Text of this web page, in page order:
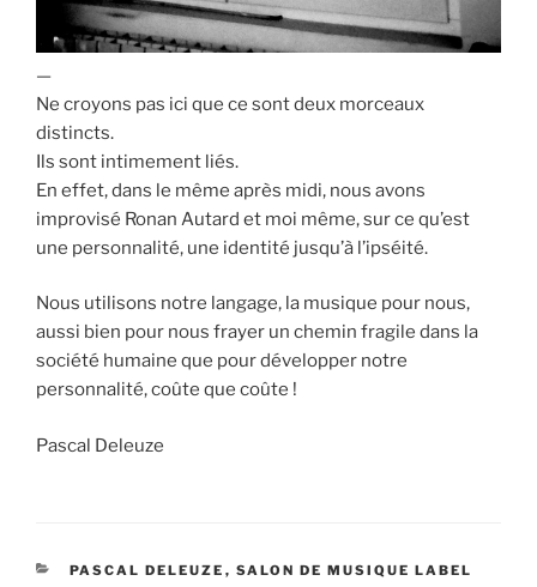
—
Ne croyons pas ici que ce sont deux morceaux
distincts.
Ils sont intimement liés.
En effet, dans le même après midi, nous avons
improvisé Ronan Autard et moi même, sur ce qu’est
une personnalité, une identité jusqu’à l’ipséité.
Nous utilisons notre langage, la musique pour nous,
aussi bien pour nous frayer un chemin fragile dans la
société humaine que pour développer notre
personnalité, coûte que coûte !
Pascal Deleuze
CATÉGORIES
PASCAL DELEUZE , SALON DE MUSIQUE LABEL